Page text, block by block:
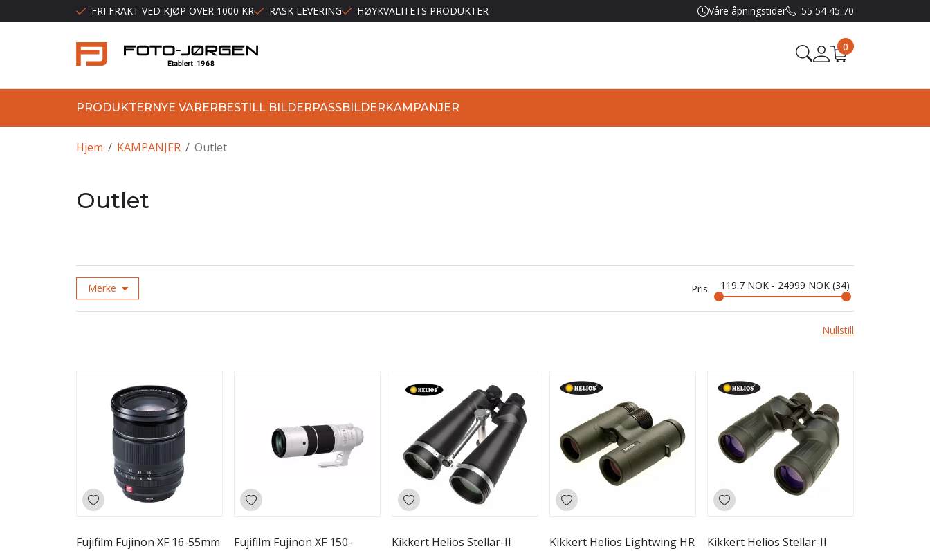
FRI FRAKT VED KJØP OVER 1000 KR RASK LEVERING HØYKVALITETS PRODUKTER Våre åpningstider 55 54 45 70
0
PRODUKTERNYE VARERBESTILL BILDERPASSBILDERKAMPANJER
/
Hjem /
KAMPANJER Outlet
Outlet
Merke Pris 119.7 NOK - 24999 NOK 34
Nullstill
Fujifilm Fujinon XF 16-55mm
Fujifilm Fujinon XF 150-
Kikkert Helios Stellar-II
Kikkert Helios Lightwing HR
Kikkert Helios Stellar-II